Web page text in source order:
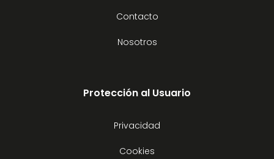
Contacto
Nosotros
Protección al Usuario
Privacidad
Cookies